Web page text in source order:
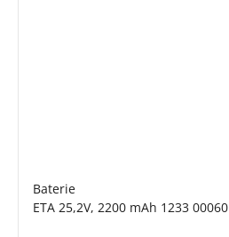
Baterie
ETA 25,2V, 2200 mAh 1233 00060